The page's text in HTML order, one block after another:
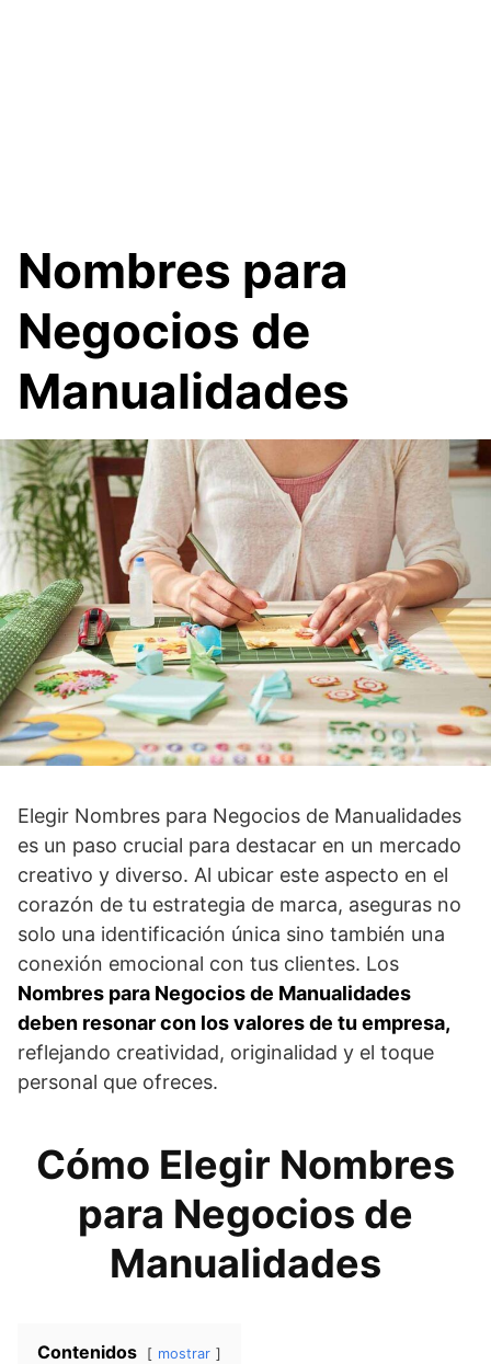
Nombres para
Negocios de
Manualidades
Elegir Nombres para Negocios de Manualidades
es un paso crucial para destacar en un mercado
creativo y diverso. Al ubicar este aspecto en el
corazón de tu estrategia de marca, aseguras no
solo una identificación única sino también una
conexión emocional con tus clientes. Los
Nombres para Negocios de Manualidades
deben resonar con los valores de tu empresa,
reflejando creatividad, originalidad y el toque
personal que ofreces.
Cómo Elegir Nombres
para Negocios de
Manualidades
Contenidos mostrar